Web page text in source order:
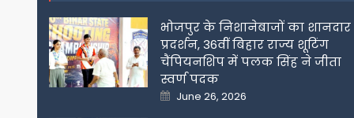
भोजपुर के निशानेबाजों का शानदार
प्रदर्शन, 36वीं बिहार राज्य शूटिंग
चैंपियनशिप में पलक सिंह ने जीता
स्वर्ण पदक
Posted
on
June 26, 2026